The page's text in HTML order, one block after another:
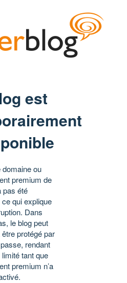
est
domaine ou
premium de
pas été
qui explique
Dans
le blog peut
protégé par
rendant
tant que
premium n’a